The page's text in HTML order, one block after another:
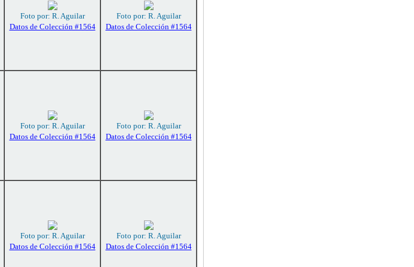
Foto por: R. Aguilar
Datos de Colección #1564
Foto por: R. Aguilar
Datos de Colección #1564
Foto por: R. Aguilar
Datos de Colección #1564
Foto por: R. Aguilar
Datos de Colección #1564
Foto por: R. Aguilar
Datos de Colección #1564
Foto por: R. Aguilar
Datos de Colección #1564